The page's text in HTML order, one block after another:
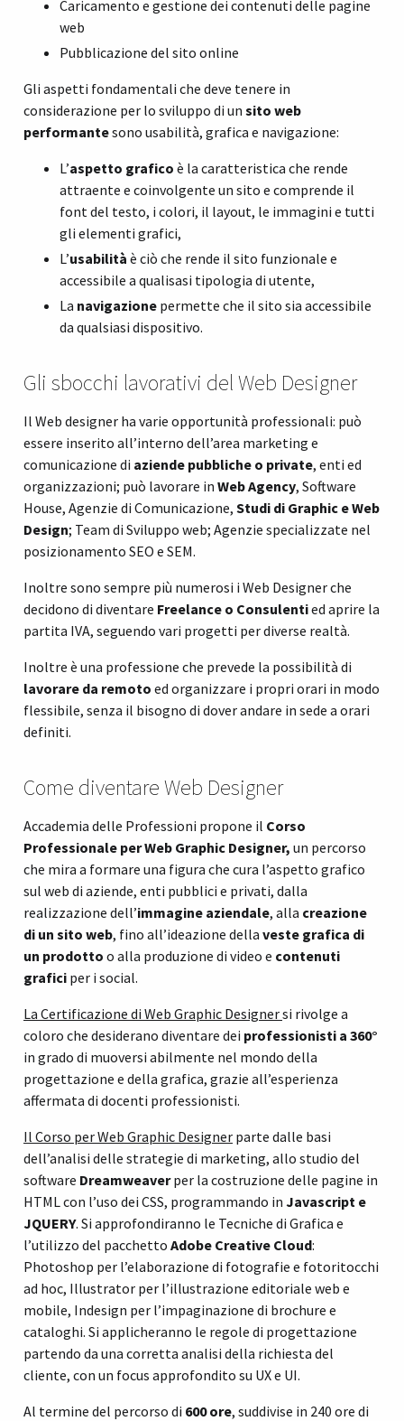
Caricamento e gestione dei contenuti delle pagine
web
Pubblicazione del sito online
Gli aspetti fondamentali che deve tenere in
considerazione per lo sviluppo di un sito web
performantesono usabilità, grafica e navigazione:
L’aspetto grafico è la caratteristica che rende
attraente e coinvolgente un sito e comprende il
font del testo, i colori, il layout, le immagini e tutti
gli elementi grafici,
L’usabilità è ciò che rende il sito funzionale e
accessibile a qualisasi tipologia di utente,
La navigazione permette che il sito sia accessibile
da qualsiasi dispositivo.
Gli sbocchi lavorativi del Web Designer
Il Web designer ha varie opportunità professionali: può
essere inserito all’interno dell’area marketing e
comunicazione di aziende pubbliche o private, enti ed
organizzazioni; può lavorare in Web Agency, Software
House, Agenzie di Comunicazione, Studi di Graphic e Web
Design; Team di Sviluppo web; Agenzie specializzate nel
posizionamento SEO e SEM.
Inoltre sono sempre più numerosi i Web Designer che
decidono di diventare Freelance o Consulentied aprire la
partita IVA, seguendo vari progetti per diverse realtà.
Inoltre è una professione che prevede la possibilità di
lavorare da remoto ed organizzare i propri orari in modo
flessibile, senza il bisogno di dover andare in sede a orari
definiti.
Come diventare Web Designer
Accademia delle Professioni propone il Corso
Professionale per Web Graphic Designer, un percorso
che mira a formare una figura che cura l’aspetto grafico
sul web di aziende, enti pubblici e privati, dalla
realizzazione dell’immagine aziendale, alla creazione
di un sito web, fino all’ideazione della veste grafica di
un prodotto o alla produzione di video e contenuti
grafici per i social.
La Certificazione di Web Graphic Designersi rivolge a
coloro che desiderano diventare dei professionisti a 360°
in grado di muoversi abilmente nel mondo della
progettazione e della grafica, grazie all’esperienza
affermata di docenti professionisti.
Il Corso per Web Graphic Designer parte dalle basi
dell’analisi delle strategie di marketing, allo studio del
software Dreamweaverper la costruzione delle pagine in
HTML con l’uso dei CSS, programmando in Javascript e
JQUERY. Si approfondiranno le Tecniche di Grafica e
l’utilizzo del pacchetto Adobe Creative Cloud:
Photoshop per l’elaborazione di fotografie e fotoritocchi
ad hoc, Illustrator per l’illustrazione editoriale web e
mobile, Indesign per l’impaginazione di brochure e
cataloghi. Si applicheranno le regole di progettazione
partendo da una corretta analisi della richiesta del
cliente, con un focus approfondito su UX e UI.
Al termine del percorso di 600 ore, suddivise in 240 ore di